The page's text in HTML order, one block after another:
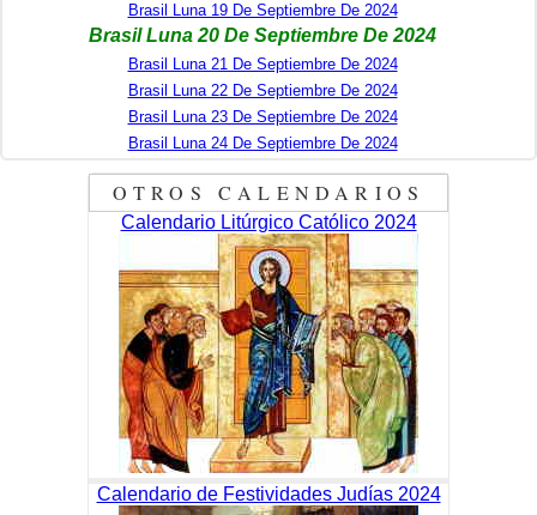
Brasil Luna 19 De Septiembre De 2024
Brasil Luna 20 De Septiembre De 2024
Brasil Luna 21 De Septiembre De 2024
Brasil Luna 22 De Septiembre De 2024
Brasil Luna 23 De Septiembre De 2024
Brasil Luna 24 De Septiembre De 2024
OTROS CALENDARIOS
Calendario Litúrgico Católico 2024
Calendario de Festividades Judías 2024